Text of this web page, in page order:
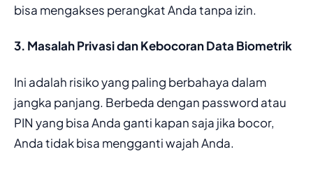
bisa mengakses perangkat Anda tanpa izin.
​3. Masalah Privasi dan Kebocoran Data Biometrik
​Ini adalah risiko yang paling berbahaya dalam
jangka panjang. Berbeda dengan password atau
PIN yang bisa Anda ganti kapan saja jika bocor,
Anda tidak bisa mengganti wajah Anda.